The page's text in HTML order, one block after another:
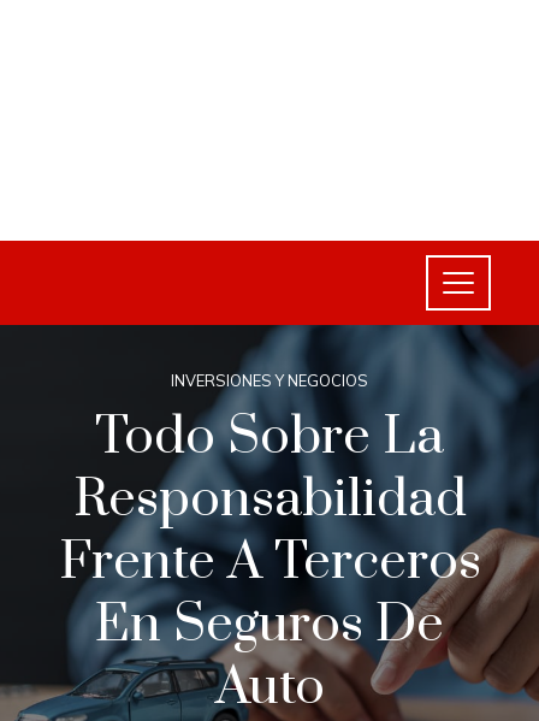
INVERSIONES Y NEGOCIOS
Todo Sobre La
Responsabilidad
Frente A Terceros
En Seguros De
Auto